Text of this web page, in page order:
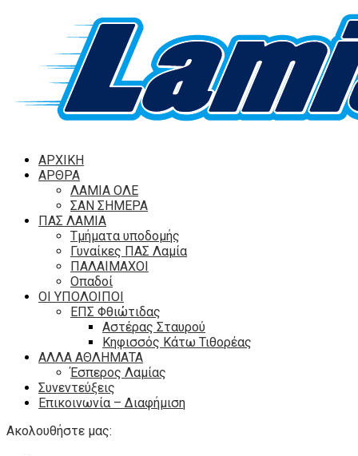
ΑΡΧΙΚΗ
ΑΡΘΡΑ
ΛΑΜΙΑ ΟΛΕ
ΣΑΝ ΣΗΜΕΡΑ
ΠΑΣ ΛΑΜΙΑ
Τμήματα υποδομής
Γυναίκες ΠΑΣ Λαμία
ΠΑΛΑΙΜΑΧΟΙ
Οπαδοί
ΟΙ ΥΠΟΛΟΙΠΟΙ
ΕΠΣ Φθιώτιδας
Αστέρας Σταυρού
Κηφισσός Κάτω Τιθορέας
ΑΛΛΑ ΑΘΛΗΜΑΤΑ
Έσπερος Λαμίας
Συνεντεύξεις
Επικοινωνία – Διαφήμιση
Ακολουθήστε μας: